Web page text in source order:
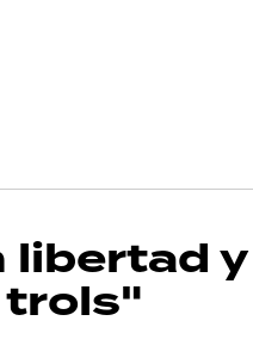
libertad y
trols"